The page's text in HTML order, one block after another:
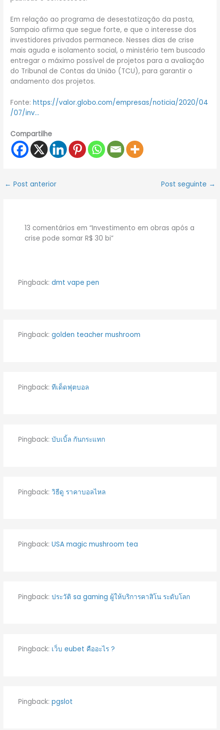
Em relação ao programa de desestatização da pasta,
Sampaio afirma que segue forte, e que o interesse dos
investidores privados permanece. Nesses dias de crise
mais aguda e isolamento social, o ministério tem buscado
entregar o máximo possível de projetos para a avaliação
do Tribunal de Contas da União (TCU), para garantir o
andamento dos projetos.
Fonte:https://valor.globo.com/empresas/noticia/2020/04
/07/inv…
Compartilhe
← Post anterior Post seguinte →
13 comentários em “Investimento em obras após a
crise pode somar R$ 30 bi”
Pingback: dmt vape pen
Pingback: golden teacher mushroom
Pingback: ทีเด็ดฟุตบอล
Pingback: บับเบิ้ล กันกระแทก
Pingback: วิธีดู ราคาบอลไหล
Pingback: USA magic mushroom tea
Pingback: ประวัติ sa gaming ผู้ให้บริการคาสิโน ระดับโลก
Pingback: เว็บ eubet คืออะไร ?
Pingback: pgslot